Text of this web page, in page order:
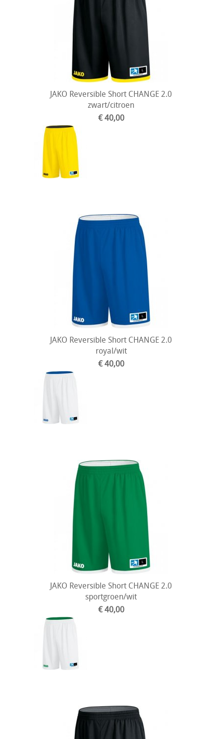
JAKO Reversible Short CHANGE 2.0
zwart/citroen
€ 40,00
JAKO Reversible Short CHANGE 2.0
royal/wit
€ 40,00
JAKO Reversible Short CHANGE 2.0
sportgroen/wit
€ 40,00